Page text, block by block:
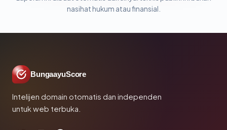
nasihat hukum atau finansial.
BungaayuScore
Intelijen domain otomatis dan independen
untuk web terbuka.